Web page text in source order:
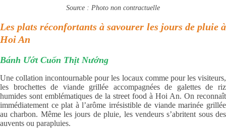
Source : Photo non contractuelle
Les plats réconfortants à savourer les jours de pluie à
Hoi An
Bánh Ướt Cuốn Thịt Nướng
Une collation incontournable pour les locaux comme pour les visiteurs,
les brochettes de viande grillée accompagnées de galettes de riz
humides sont emblématiques de la street food à Hoi An. On reconnaît
immédiatement ce plat à l’arôme irrésistible de viande marinée grillée
au charbon. Même les jours de pluie, les vendeurs s’abritent sous des
auvents ou parapluies.